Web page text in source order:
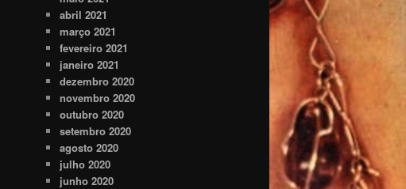
abril 2021
março 2021
fevereiro 2021
janeiro 2021
dezembro 2020
novembro 2020
outubro 2020
setembro 2020
agosto 2020
julho 2020
junho 2020